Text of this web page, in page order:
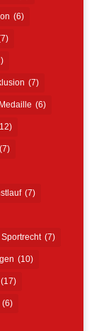
(6)
(7)
Medaille (6)
(7)
(7)
Sportrecht (7)
(10)
(17)
(6)